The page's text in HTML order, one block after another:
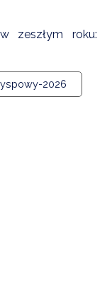
zeszłym roku:
2026